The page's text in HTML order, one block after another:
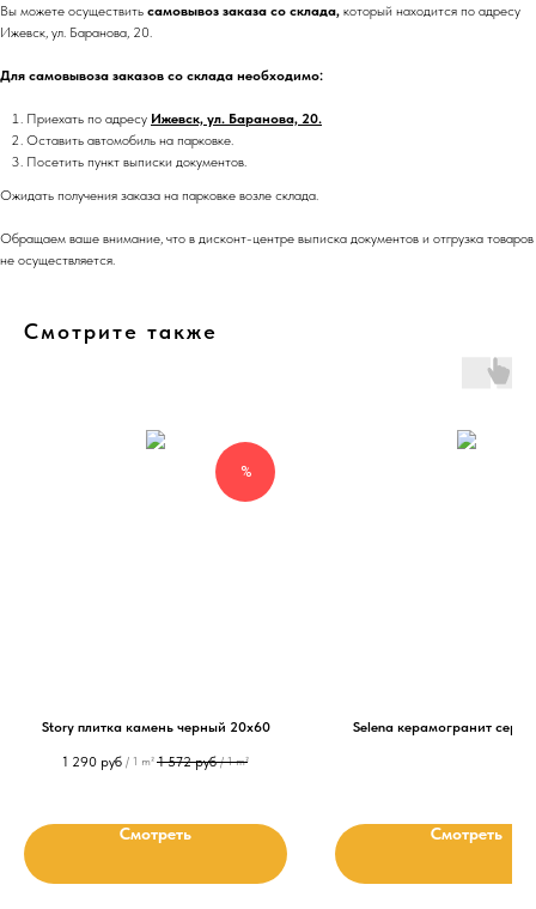
Вы можете осуществить самовывоз заказа со склада, который находится по адресу
Ижевск, ул. Баранова, 20.
Для самовывоза заказов со склада необходимо:
Приехать по адресу Ижевск, ул. Баранова, 20.
Оставить автомобиль на парковке.
Посетить пункт выписки документов.
Ожидать получения заказа на парковке возле склада.
Обращаем ваше внимание, что в дисконт-центре выписка документов и отгрузка товаров
не осуществляется.
Смотрите также
%
Story плитка камень черный 20х60
1 290 руб / 1 m² 1 572 руб / 1 m²
Смотреть
Selena керамогранит
Смотреть